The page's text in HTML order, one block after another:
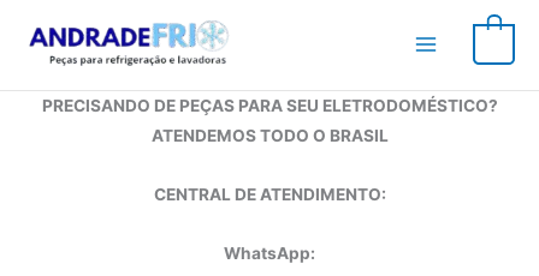
para
conteúdo
PRECISANDO DE PEÇAS PARA SEU ELETRODOMÉSTICO?
ATENDEMOS TODO O BRASIL
CENTRAL DE ATENDIMENTO:
WhatsApp: